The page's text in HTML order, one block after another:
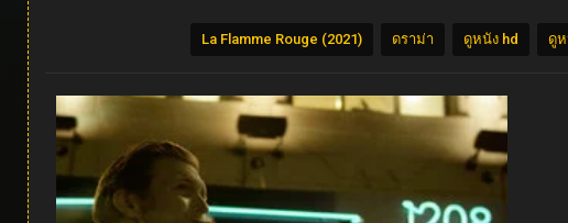
La Flamme Rouge (2021) ดราม่า ดูหนัง hd ดูห